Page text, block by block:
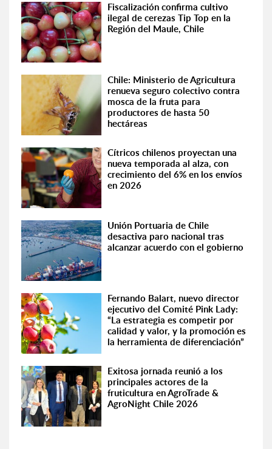
Fiscalización confirma cultivo
ilegal de cerezas Tip Top en la
Región del Maule, Chile
Chile: Ministerio de Agricultura
renueva seguro colectivo contra
mosca de la fruta para
productores de hasta 50
hectáreas
Cítricos chilenos proyectan una
nueva temporada al alza, con
crecimiento del 6% en los envíos
en 2026
Unión Portuaria de Chile
desactiva paro nacional tras
alcanzar acuerdo con el gobierno
Fernando Balart, nuevo director
ejecutivo del Comité Pink Lady:
“La estrategia es competir por
calidad y valor, y la promoción es
la herramienta de diferenciación”
Exitosa jornada reunió a los
principales actores de la
fruticultura en AgroTrade &
AgroNight Chile 2026